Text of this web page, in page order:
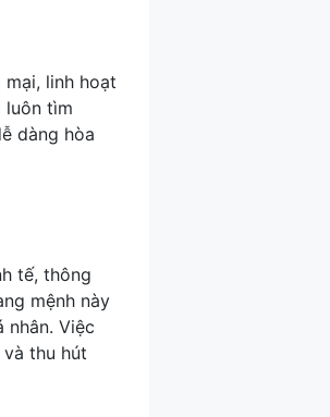
linh hoạt
luôn tìm
dàng hòa
tế, thông
mệnh này
Việc
thu hút